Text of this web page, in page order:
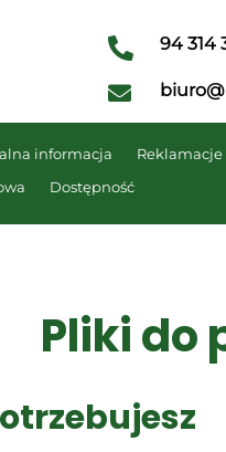
 94 314

informacja Reklamacje
Dostępność
Pliki do